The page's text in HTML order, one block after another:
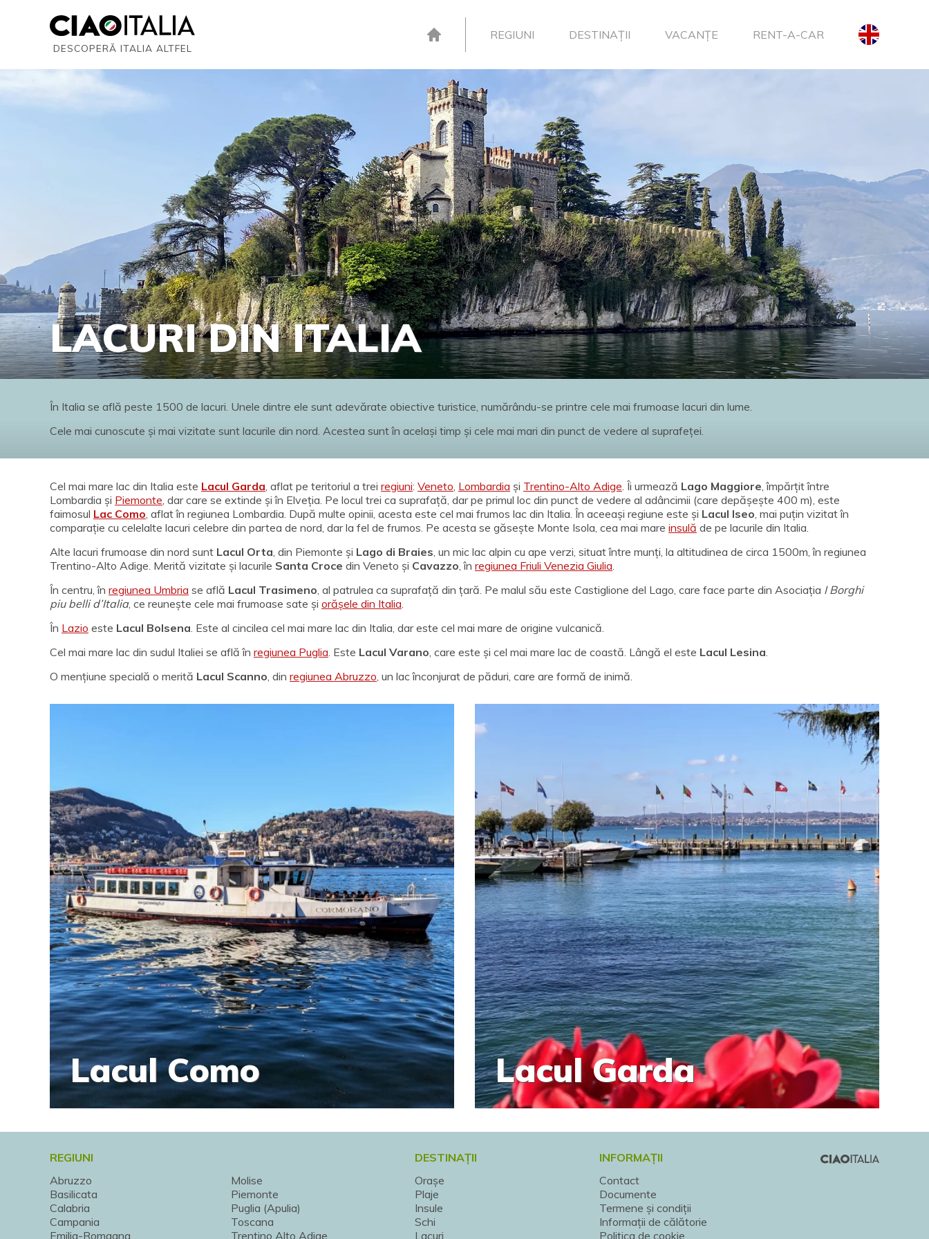
DESCOPERĂ ITALIA ALTFEL
REGIUNI DESTINAȚII VACANȚE RENT-A-CAR
LACURI DIN ITALIA
În Italia se află peste 1500 de lacuri. Unele dintre ele sunt adevărate obiective turistice, numărându-se printre cele mai frumoase lacuri din lume.
Cele mai cunoscute și mai vizitate sunt lacurile din nord. Acestea sunt în același timp și cele mai mari din punct de vedere al suprafeței.
Cel mai mare lac din Italia este Lacul Garda, aflat pe teritoriul a trei regiuni: Veneto, Lombardia și Trentino-Alto Adige. Îi urmează Lago Maggiore, împărțit între
Lombardia și Piemonte, dar care se extinde și în Elveția. Pe locul trei ca suprafață, dar pe primul loc din punct de vedere al adâncimii (care depășește 400 m), este
faimosul Lac Como, aflat în regiunea Lombardia. După multe opinii, acesta este cel mai frumos lac din Italia. În aceeași regiune este și Lacul Iseo, mai puțin vizitat în
comparație cu celelalte lacuri celebre din partea de nord, dar la fel de frumos. Pe acesta se găsește Monte Isola, cea mai mare insulă de pe lacurile din Italia.
Alte lacuri frumoase din nord sunt Lacul Orta, din Piemonte și Lago di Braies, un mic lac alpin cu ape verzi, situat între munți, la altitudinea de circa 1500m, în regiunea
Trentino-Alto Adige. Merită vizitate și lacurile Santa Croce din Veneto și Cavazzo, în regiunea Friuli Venezia Giulia.
În centru, în regiunea Umbria se află Lacul Trasimeno, al patrulea ca suprafață din țară. Pe malul său este Castiglione del Lago, care face parte din Asociația I Borghi
piu belli d’Italia, ce reunește cele mai frumoase sate și orășele din Italia.
În Lazio este Lacul Bolsena. Este al cincilea cel mai mare lac din Italia, dar este cel mai mare de origine vulcanică.
Cel mai mare lac din sudul Italiei se află în regiunea Puglia. Este Lacul Varano, care este și cel mai mare lac de coastă. Lângă el este Lacul Lesina.
O mențiune specială o merită Lacul Scanno, din regiunea Abruzzo, un lac înconjurat de păduri, care are formă de inimă.
Lacul Como Lacul Garda
REGIUNI
Abruzzo
Basilicata
Calabria
Campania
Emilia-Romagna
Molise
Piemonte
Puglia (Apulia)
Toscana
Trentino Alto Adige
DESTINAȚII
Orașe
Plaje
Insule
Schi
Lacuri
INFORMAȚII
Contact
Documente
Termene și condiții
Informații de călătorie
Politica de cookie